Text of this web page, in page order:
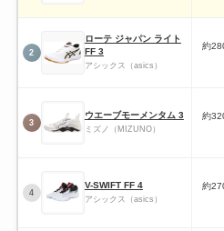
2
ローテ ジャパン ライト
FF 3
アシックス（asics）
約
3
ウエーブモーメンタム 3
ミズノ（MIZUNO）
約
4
V-SWIFT FF 4
アシックス（asics）
約